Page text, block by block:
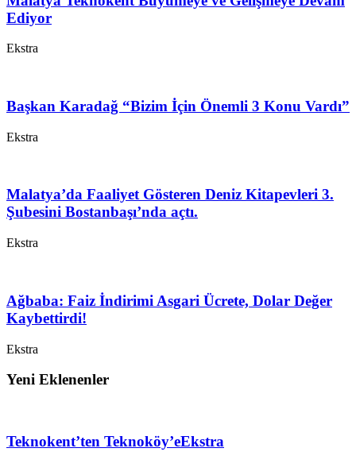
Ediyor
Ekstra
Başkan Karadağ “Bizim İçin Önemli 3 Konu Vardı”
Ekstra
Malatya’da Faaliyet Gösteren Deniz Kitapevleri 3.
Şubesini Bostanbaşı’nda açtı.
Ekstra
Ağbaba: Faiz İndirimi Asgari Ücrete, Dolar Değer
Kaybettirdi!
Ekstra
Yeni Eklenenler
Teknokent’ten Teknoköy’eEkstra